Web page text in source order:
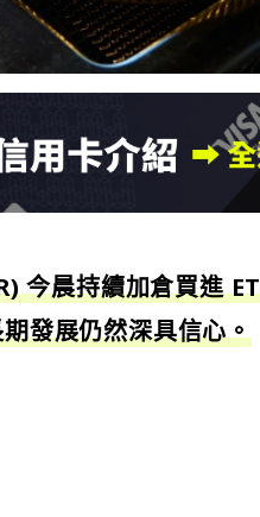
晨持續加倉買進
發展仍然深具信心。